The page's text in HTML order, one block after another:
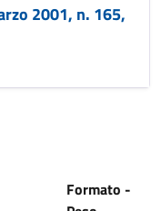
2001, n. 165,
Formato -